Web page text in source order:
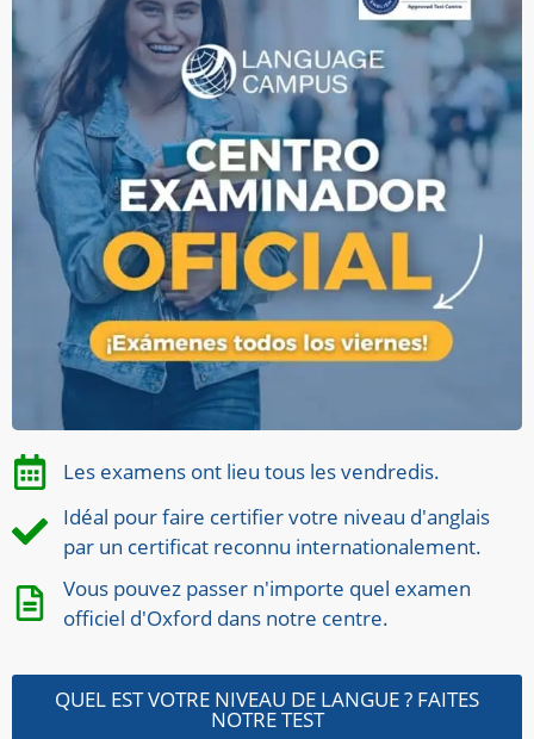
Les examens ont lieu tous les vendredis.
Idéal pour faire certifier votre niveau d'anglais
par un certificat reconnu internationalement.
Vous pouvez passer n'importe quel examen
officiel d'Oxford dans notre centre.
QUEL EST VOTRE NIVEAU DE LANGUE ? FAITES
NOTRE TEST